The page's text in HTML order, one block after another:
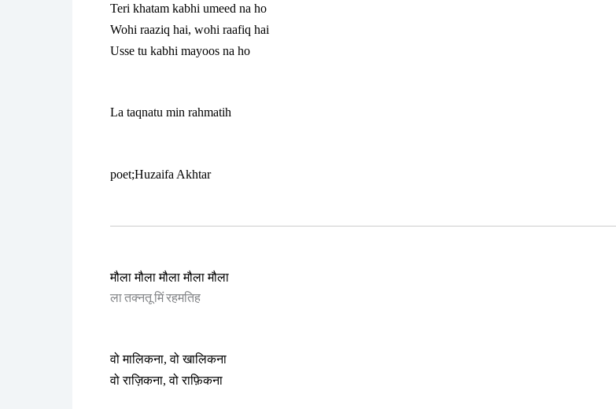
Teri khatam kabhi umeed na ho
Wohi raaziq hai, wohi raafiq hai
Usse tu kabhi mayoos na ho
La taqnatu min rahmatih
poet;Huzaifa Akhtar
मौला मौला मौला मौला मौला
ला तक्नतू मिं रहमतिह
वो मालिकना, वो खालिकना
वो राज़िकना, वो राफ़िकना